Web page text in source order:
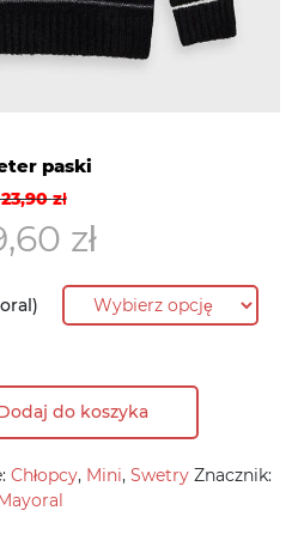
paski
zł
Pierwotna
cena
wynosiła:
zł
Aktualna
cena
wynosi:
do koszyka
Chłopcy, Mini, Swetry Znacznik: